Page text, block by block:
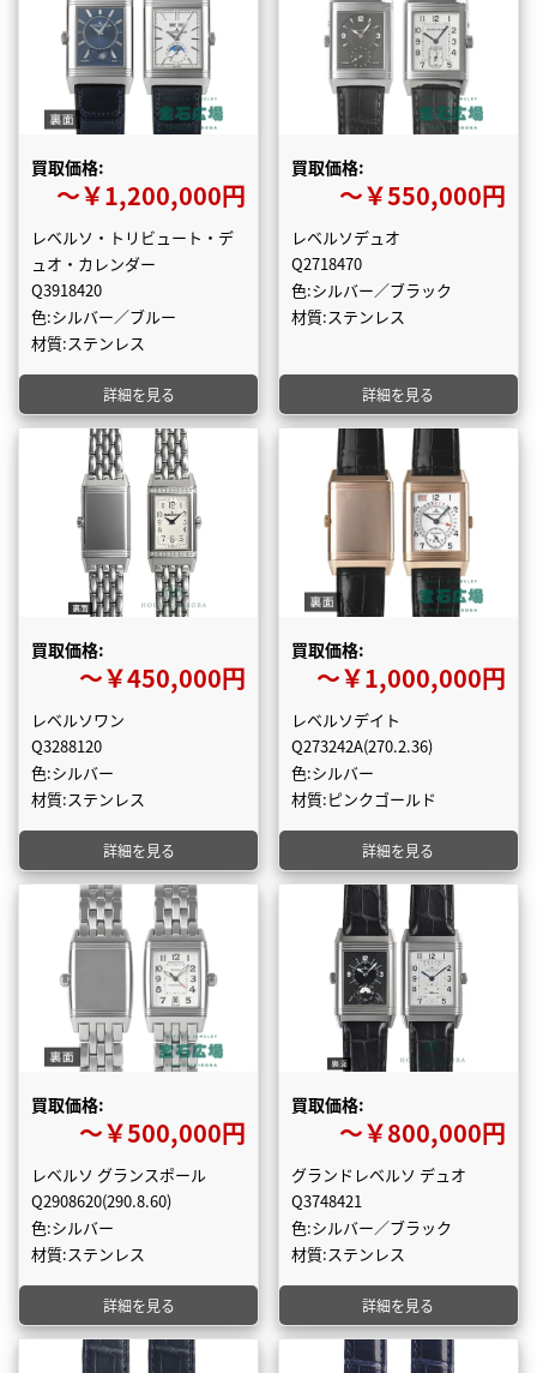
買取価格:
〜￥1,200,000円
レベルソ・トリビュート・デ
ュオ・カレンダー
Q3918420
色:シルバー／ブルー
材質:ステンレス
詳細を見る
買取価格:
〜￥550,000円
レベルソデュオ
Q2718470
色:シルバー／ブラック
材質:ステンレス
詳細を見る
買取価格:
〜￥450,000円
レベルソワン
Q3288120
色:シルバー
材質:ステンレス
詳細を見る
買取価格:
〜￥1,000,000円
レベルソデイト
Q273242A(270.2.36)
色:シルバー
材質:ピンクゴールド
詳細を見る
買取価格:
〜￥500,000円
レベルソ グランスポール
Q2908620(290.8.60)
色:シルバー
材質:ステンレス
詳細を見る
買取価格:
〜￥800,000円
グランドレベルソ デュオ
Q3748421
色:シルバー／ブラック
材質:ステンレス
詳細を見る